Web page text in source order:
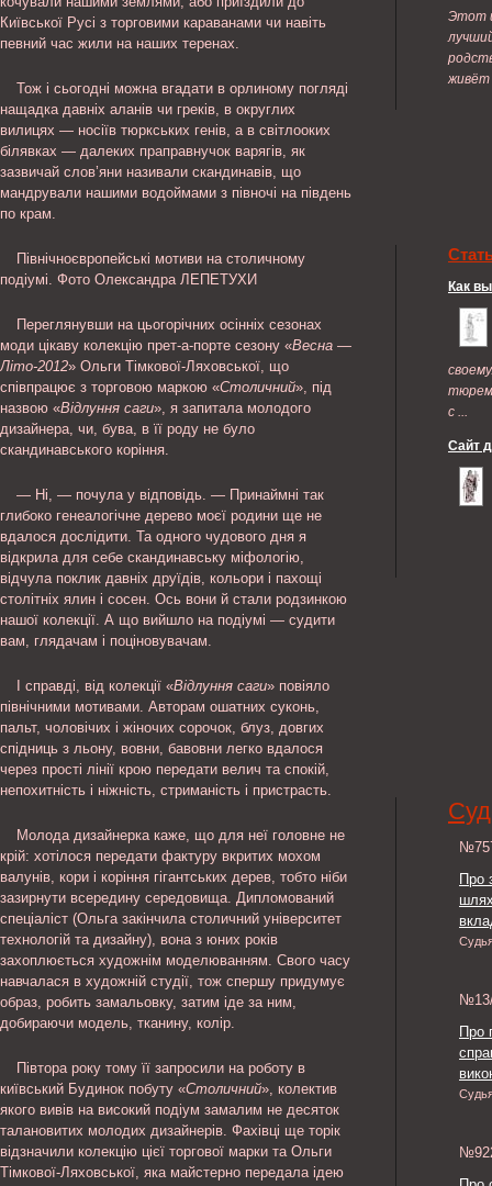
Київської Русі з торговими караванами чи навіть
певний час жили на наших теренах.
Тож і сьогодні можна вгадати в орлиному погляді
нащадка давніх аланів чи греків, в округлих
вилицях — носіїв тюркських генів, а в світлооких
білявках — далеких праправнучок варягів, як
зазвичай слов’яни називали скандинавів, що
мандрували нашими водоймами з півночі на південь
по крам.
Північноєвропейські мотиви на столичному
подіумі. Фото Oлександра ЛЕПЕТУХИ
Переглянувши на цьогорічних осінніх сезонах
моди цікаву колекцію прет-а-порте сезону «Весна —
Літо-2012» Ольги Тімкової-Ляховської, що
співпрацює з торговою маркою «Столичний», під
назвою «Відлуння саги», я запитала молодого
дизайнера, чи, бува, в її роду не було
скандинавського коріння.
— Ні, — почула у відповідь. — Принаймні так
глибоко генеалогічне дерево моєї родини ще не
вдалося дослідити. Та одного чудового дня я
відкрила для себе скандинавську міфологію,
відчула поклик давніх друїдів, кольори і пахощі
столітніх ялин і сосен. Ось вони й стали родзинкою
нашої колекції. А що вийшло на подіумі — судити
вам, глядачам і поціновувачам.
І справді, від колекції «Відлуння саги» повіяло
північними мотивами. Авторам ошатних суконь,
пальт, чоловічих і жіночих сорочок, блуз, довгих
спідниць з льону, вовни, бавовни легко вдалося
через прості лінії крою передати велич та спокій,
непохитність і ніжність, стриманість і пристрасть.
Молода дизайнерка каже, що для неї головне не
крій: хотілося передати фактуру вкритих мохом
валунів, кори і коріння гігантських дерев, тобто ніби
зазирнути всередину середовища. Дипломований
спеціаліст (Ольга закінчила столичний університет
технологій та дизайну), вона з юних років
захоплюється художнім моделюванням. Свого часу
навчалася в художній студії, тож спершу придумує
образ, робить замальовку, затим іде за ним,
добираючи модель, тканину, колір.
Півтора року тому її запросили на роботу в
київський Будинок побуту «Столичний», колектив
якого вивів на високий подіум замалим не десяток
талановитих молодих дизайнерів. Фахівці ще торік
відзначили колекцію цієї торгової марки та Ольги
Тімкової-Ляховської, яка майстерно передала ідею
Этот
живёт
Как
с ...
Сайт
Про
Про